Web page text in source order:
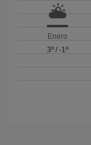
Enero
3º/ -1º